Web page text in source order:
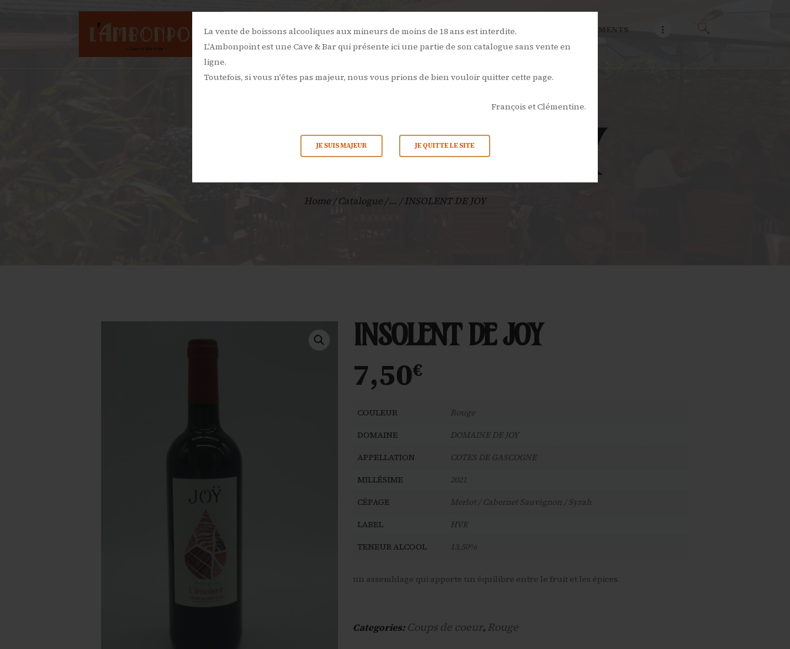
La vente de boissons alcooliques aux mineurs de moins de 18 ans est interdite.
L'Ambonpoint est une Cave & Bar qui présente ici une partie de son catalogue sans vente en
ligne.
Toutefois, si vous n'êtes pas majeur, nous vous prions de bien vouloir quitter cette page.
François et Clémentine.
JE SUIS MAJEUR JE QUITTE LE SITE
L’AMBONPOINT LA CAVE LA CARTE NOS ÉVÉNEMENTS
INSOLENT DE JOY
Home Catalogue ... INSOLENT DE JOY
ÉVÉNEMENTS
ACTUALITÉS
CONTACTS
INSOLENT DE JOY
7,50€
COULEUR
Rouge
DOMAINE
DOMAINE DE JOY
APPELLATION
COTES DE GASCOGNE
MILLÉSIME
2021
CÉPAGE
Merlot / Cabernet Sauvignon / Syrah
LABEL
HVE
TENEUR ALCOOL
13,50%
un assemblage qui apporte un équilibre entre le fruit et les épices.
Categories:Coups de coeur, Rouge